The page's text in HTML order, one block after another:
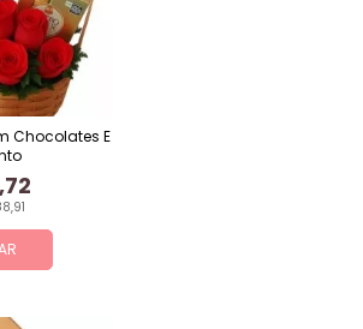
Chocolates E